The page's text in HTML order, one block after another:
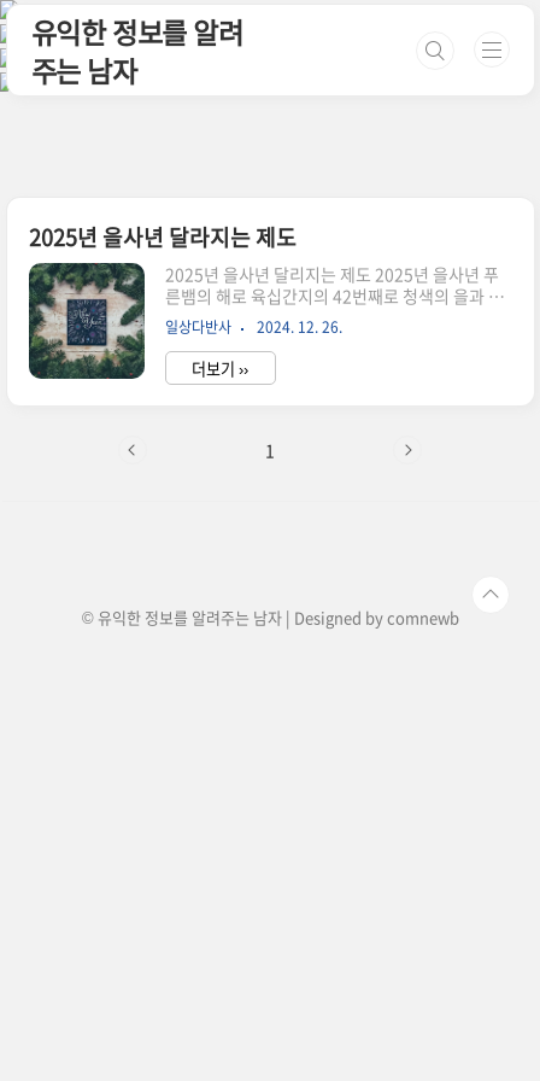
본문 바로가기
유익한 정보를 알려
주는 남자
2025년 을사년 달라지는 제도
2025년 을사년 달리지는 제도 2025년 을사년 푸
른뱀의 해로 육십간지의 42번째로 청색의 을과 뱀
을 의미하는 사를 상징하며 청사의 해라고도 부릅
니다.임금 : 2025년 최저시급 10,030원으로 인상
임금 : 2025년에는 군인 병사와 부사관 장교의 월
급이 바뀔 예정입니다. 이병: 86만원 일병: 96만원
2022년 대비 약 24% 증가한 금액입니다. 이를 위
일상다반사 2024. 12. 26.
더보기 ››
1
© 유익한 정보를 알려주는 남자 | Designed bycomnewb